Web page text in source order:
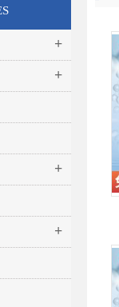
+
+
+
+